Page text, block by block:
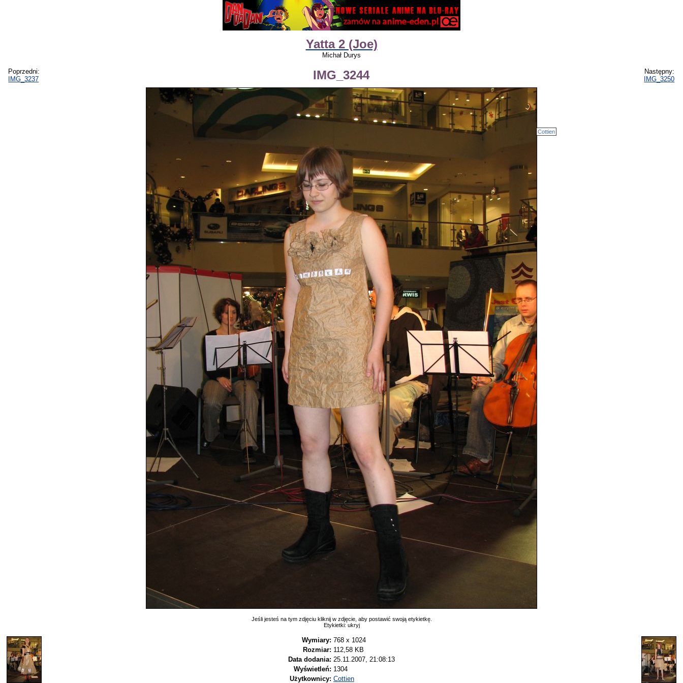
Yatta 2 (Joe)
Michał Durys
Poprzedni:
IMG_3237
IMG_3244
Następny:
IMG_3250
Cottien
Jeśli jesteś na tym zdjęciu kliknij w zdjęcie, aby postawić swoją etykietkę.
Etykietki: ukryj
Wymiary: 768 x 1024
Rozmiar: 112,58 KB
Data dodania: 25.11.2007, 21:08:13
Wyświetleń: 1304
Użytkownicy: Cottien